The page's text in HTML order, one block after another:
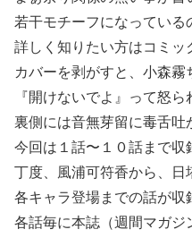
若干モチーフになっている
詳しく知りたい方はコミ
カバーを剥がすと、小森霧
『開けないでよ』って怒ら
裏側には音無芽留に毒舌吐
今回は１話〜１０話まで収
丁度、風浦可符香から、日
各キャラ登場までの話が収
各話毎に本誌（週間マガジ